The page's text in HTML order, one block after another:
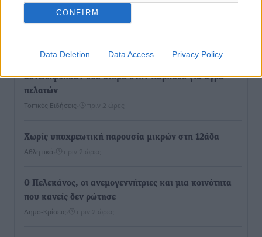
CONFIRM
Data Deletion Data Access Privacy Policy
Γ’ Εθνική Κατηγορία: Οι ημερομηνίες των
αγωνιστικών της κανονικής περιόδου
Συνελήφθησαν δύο άτομα στην Κάρπαθο για άγρα
πελατών
Τοπικές Ειδήσεις πριν 2 ώρες
Χωρίς υποχρεωτική παρουσία μικρών στη 12άδα
Αθλητικά πριν 2 ώρες
Ο Πελεκάνος, οι ανεμογεννήτριες και μια κοινότητα
που κανείς δεν ρώτησε
Δημο-Κρίσεις πριν 2 ώρες